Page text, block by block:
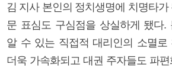
김 지사 본인의 정치생명에 치명타가
문 표심도 구심점을 상실하게 됐다.
알 수 있는 직접적 대리인의 소멸로
더욱 가속화되고 대권 주자들도 파